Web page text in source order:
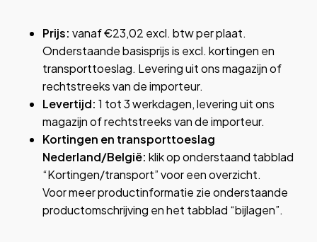
Prijs: vanaf €23,02 excl. btw per plaat.
Onderstaande basisprijs is excl. kortingen en
transporttoeslag. Levering uit ons magazijn of
rechtstreeks van de importeur.
Levertijd: 1 tot 3 werkdagen, levering uit ons
magazijn of rechtstreeks van de importeur.
Kortingen en transporttoeslag
Nederland/België: klik op onderstaand tabblad
“Kortingen/transport” voor een overzicht.
Voor meer productinformatie zie onderstaande
productomschrijving en het tabblad “bijlagen”.